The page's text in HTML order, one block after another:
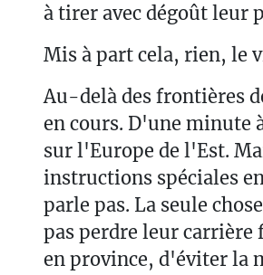
à tirer avec dégoût leur
Mis à part cela, rien, le
Au-delà des frontières
en cours. D'une minute
sur l'Europe de l'Est.
instructions spéciales
parle pas. La seule
pas perdre leur carrière
en province, d'éviter la